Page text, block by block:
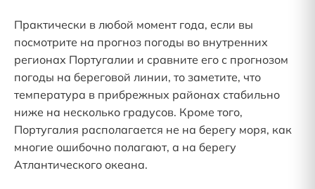
Практически в любой момент года, если вы
посмотрите на прогноз погоды во внутренних
регионах Португалии и сравните его с прогнозом
погоды на береговой линии, то заметите, что
температура в прибрежных районах стабильно
ниже на несколько градусов. Кроме того,
Португалия располагается не на берегу моря, как
многие ошибочно полагают, а на берегу
Атлантического океана.